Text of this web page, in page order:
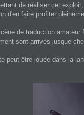
de réaliser cet
d'en faire profiter
de traduction
sont arrivés jusque
peut être jouée dans la